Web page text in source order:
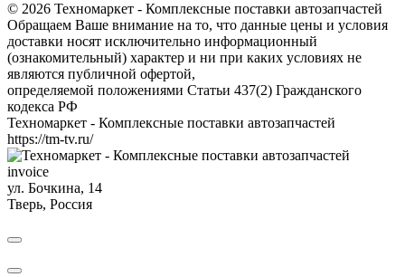
© 2026 Техномаркет - Комплексные поставки автозапчастей
Обращаем Ваше внимание на то, что данные цены и условия
доставки носят исключительно информационный
(ознакомительный) характер и ни при каких условиях не
являются публичной офертой,
определяемой положениями Статьи 437(2) Гражданского
кодекса РФ
Техномаркет - Комплексные поставки автозапчастей
https://tm-tv.ru/
invoice
ул. Бочкина, 14
Тверь, Россия